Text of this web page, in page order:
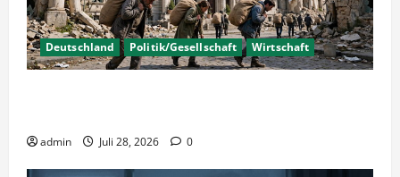
Deutschland Politik/Gesellschaft Wirtschaft
admin Juli 28, 2026 0